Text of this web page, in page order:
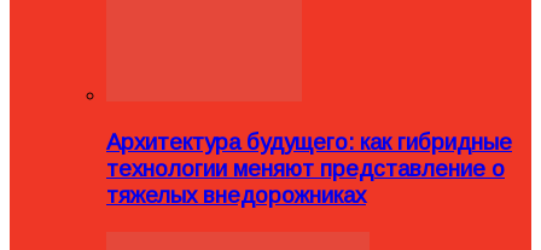
Архитектура будущего: как гибридные
технологии меняют представление о
тяжелых внедорожниках